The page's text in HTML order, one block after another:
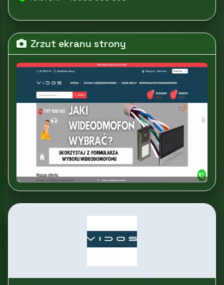
Zrzut ekranu strony